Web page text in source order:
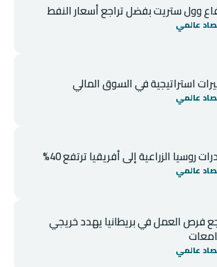
وول ستريت بفضل تراجع أسعار النفط
عالمي
استراتيجية في السوق المالي
عالمي
روسيا الزراعية إلى أفريقيا ترتفع 40%
عالمي
فرص العمل في بريطانيا يهدد خريجي
عالمي